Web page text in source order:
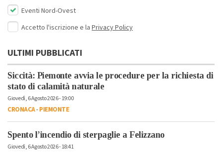
Eventi Nord-Ovest
Accetto l'iscrizione e la Privacy Policy
ULTIMI PUBBLICATI
Siccità: Piemonte avvia le procedure per la richiesta di
stato di calamità naturale
Giovedì, 6 Agosto 2026 - 19:00
CRONACA-PIEMONTE
Spento l’incendio di sterpaglie a Felizzano
Giovedì, 6 Agosto 2026 - 18:41